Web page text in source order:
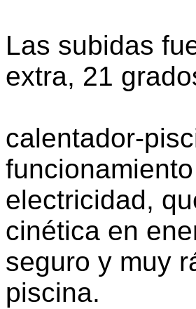
Las subidas
extra, 21
calentador-
electricidad,
cinética en
seguro y muy
piscina.